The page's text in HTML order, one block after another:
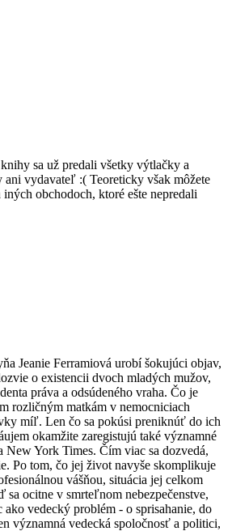
sa už predali všetky výtlačky a
ani vydavateľ :( Teoreticky však môžete
obchodoch, ktoré ešte nepredali
Jeanie Ferramiová urobí šokujúci objav,
o existencii dvoch mladých mužov,
práva a odsúdeného vraha. Čo je
rozličným matkám v nemocniciach
míľ. Len čo sa pokúsi preniknúť do ich
okamžite zaregistujú také významné
New York Times. Čím viac sa dozvedá,
Po tom, čo jej život navyše skomplikuje
vášňou, situácia jej celkom
sa ocitne v smrteľnom nebezpečenstve,
vedecký problém - o sprisahanie, do
významná vedecká spoločnosť a politici,